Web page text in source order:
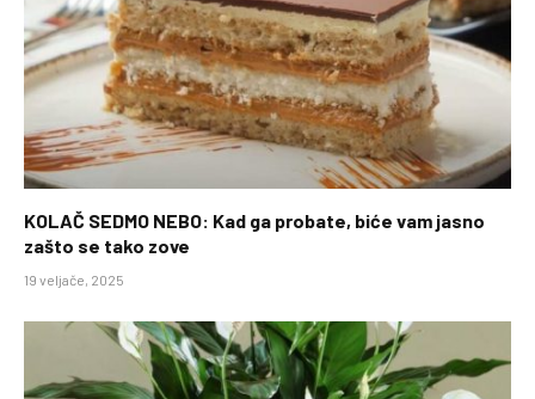
KOLAČ SEDMO NEBO: Kad ga probate, biće vam jasno
zašto se tako zove
19 veljače, 2025